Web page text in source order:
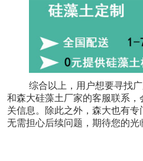
综合以上，用户想要寻找
和森大硅藻土厂家的客服联系
关信息。除此之外，森大也有
无需担心后续问题，期待您的光